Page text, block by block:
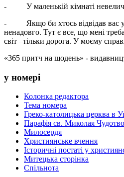
- У маленькій кімнаті
- Якщо би хтось відвідав вас у
ненадовго. Тут є все, що мені
світ –тільки дорога. У моєму
«365 притч на щодень» -
у номері
Колонка редактора
Тема номера
Греко-католицька церква в
Парафія св. Миколая
Милосердя
Християнське вчення
Історичні постаті у
Митецька сторінка
Спільнота